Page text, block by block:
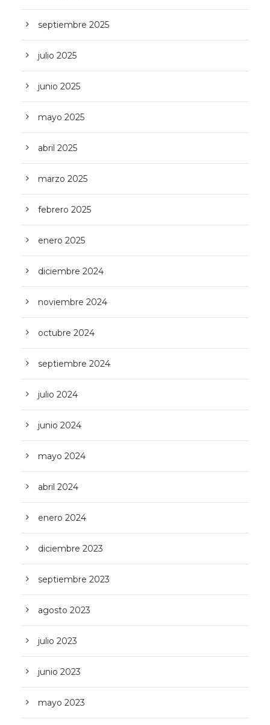
septiembre 2025
julio 2025
junio 2025
mayo 2025
abril 2025
marzo 2025
febrero 2025
enero 2025
diciembre 2024
noviembre 2024
octubre 2024
septiembre 2024
julio 2024
junio 2024
mayo 2024
abril 2024
enero 2024
diciembre 2023
septiembre 2023
agosto 2023
julio 2023
junio 2023
mayo 2023